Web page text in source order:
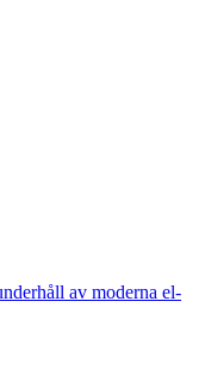
av moderna el-